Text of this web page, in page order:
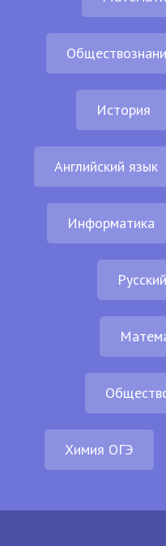
История
Английский язык
Информатика
Химия ОГЭ